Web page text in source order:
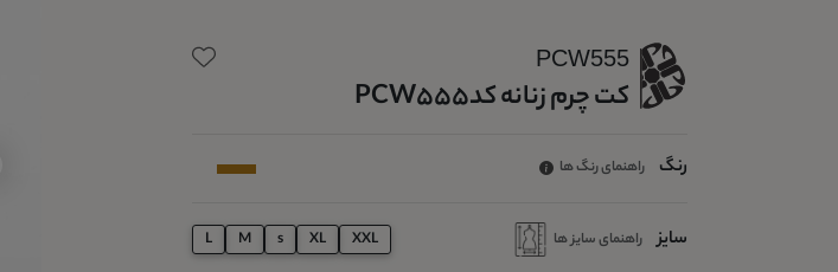
PCW555
کت چرم زنانه کدPCW555
رنگ راهنمای رنگ ها
سایز راهنمای سایز ها L M s XL XXL